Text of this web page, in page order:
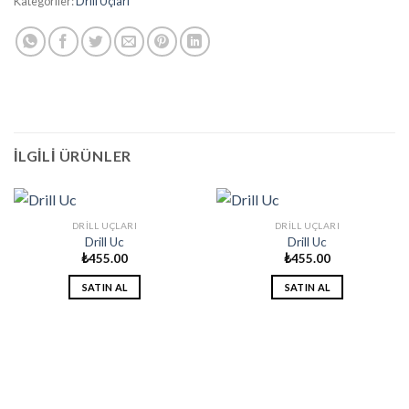
İLGILI ÜRÜNLER
DRILL UÇLARI
Drill Uc
₺455.00
SATIN AL
DRILL UÇLARI
Drill Uc
₺455.00
SATIN AL